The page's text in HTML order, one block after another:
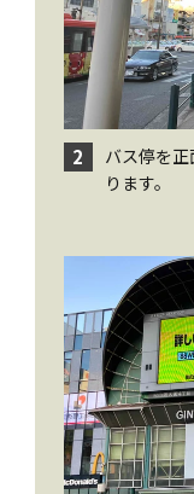
2
バス停を
ります。